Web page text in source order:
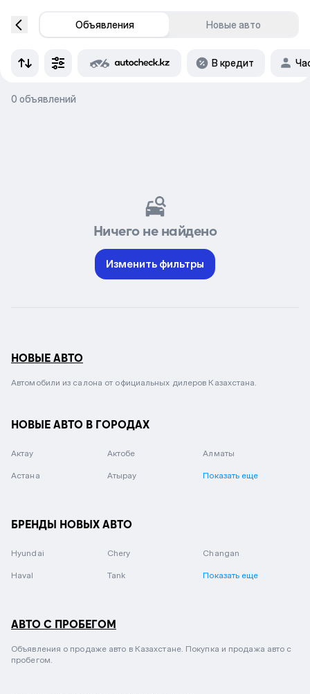
Объявления Новые авто
В кредит
0 объявлений
Ничего не найдено
Изменить фильтры
НОВЫЕ АВТО
Автомобили из салона от официальных дилеров Казахстана.
НОВЫЕ АВТО В ГОРОДАХ
Актау Актобе Алматы
Астана Атырау Показать еще
БРЕНДЫ НОВЫХ АВТО
Hyundai Chery Changan
Haval Tank Показать еще
АВТО С ПРОБЕГОМ
Объявления о продаже авто в Казахстане. Покупка и продажа авто с
пробегом.